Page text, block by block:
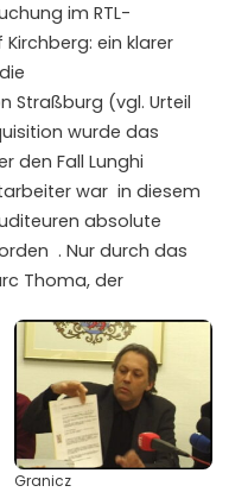
im RTL-
ein klarer
Straßburg (vgl. Urteil
wurde das
den Fall Lunghi
war in diesem
absolute
. Nur durch das
Thoma, der
Granicz